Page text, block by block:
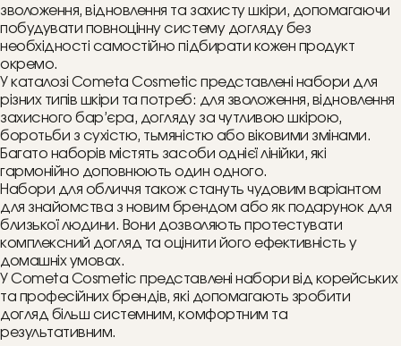
зволоження, відновлення та захисту шкіри, допомагаючи
побудувати повноцінну систему догляду без
необхідності самостійно підбирати кожен продукт
окремо.
У каталозі Cometa Cosmetic представлені набори для
різних типів шкіри та потреб: для зволоження, відновлення
захисного бар’єра, догляду за чутливою шкірою,
боротьби з сухістю, тьмяністю або віковими змінами.
Багато наборів містять засоби однієї лінійки, які
гармонійно доповнюють один одного.
Набори для обличчя також стануть чудовим варіантом
для знайомства з новим брендом або як подарунок для
близької людини. Вони дозволяють протестувати
комплексний догляд та оцінити його ефективність у
домашніх умовах.
У Cometa Cosmetic представлені набори від корейських
та професійних брендів, які допомагають зробити
догляд більш системним, комфортним та
результативним.